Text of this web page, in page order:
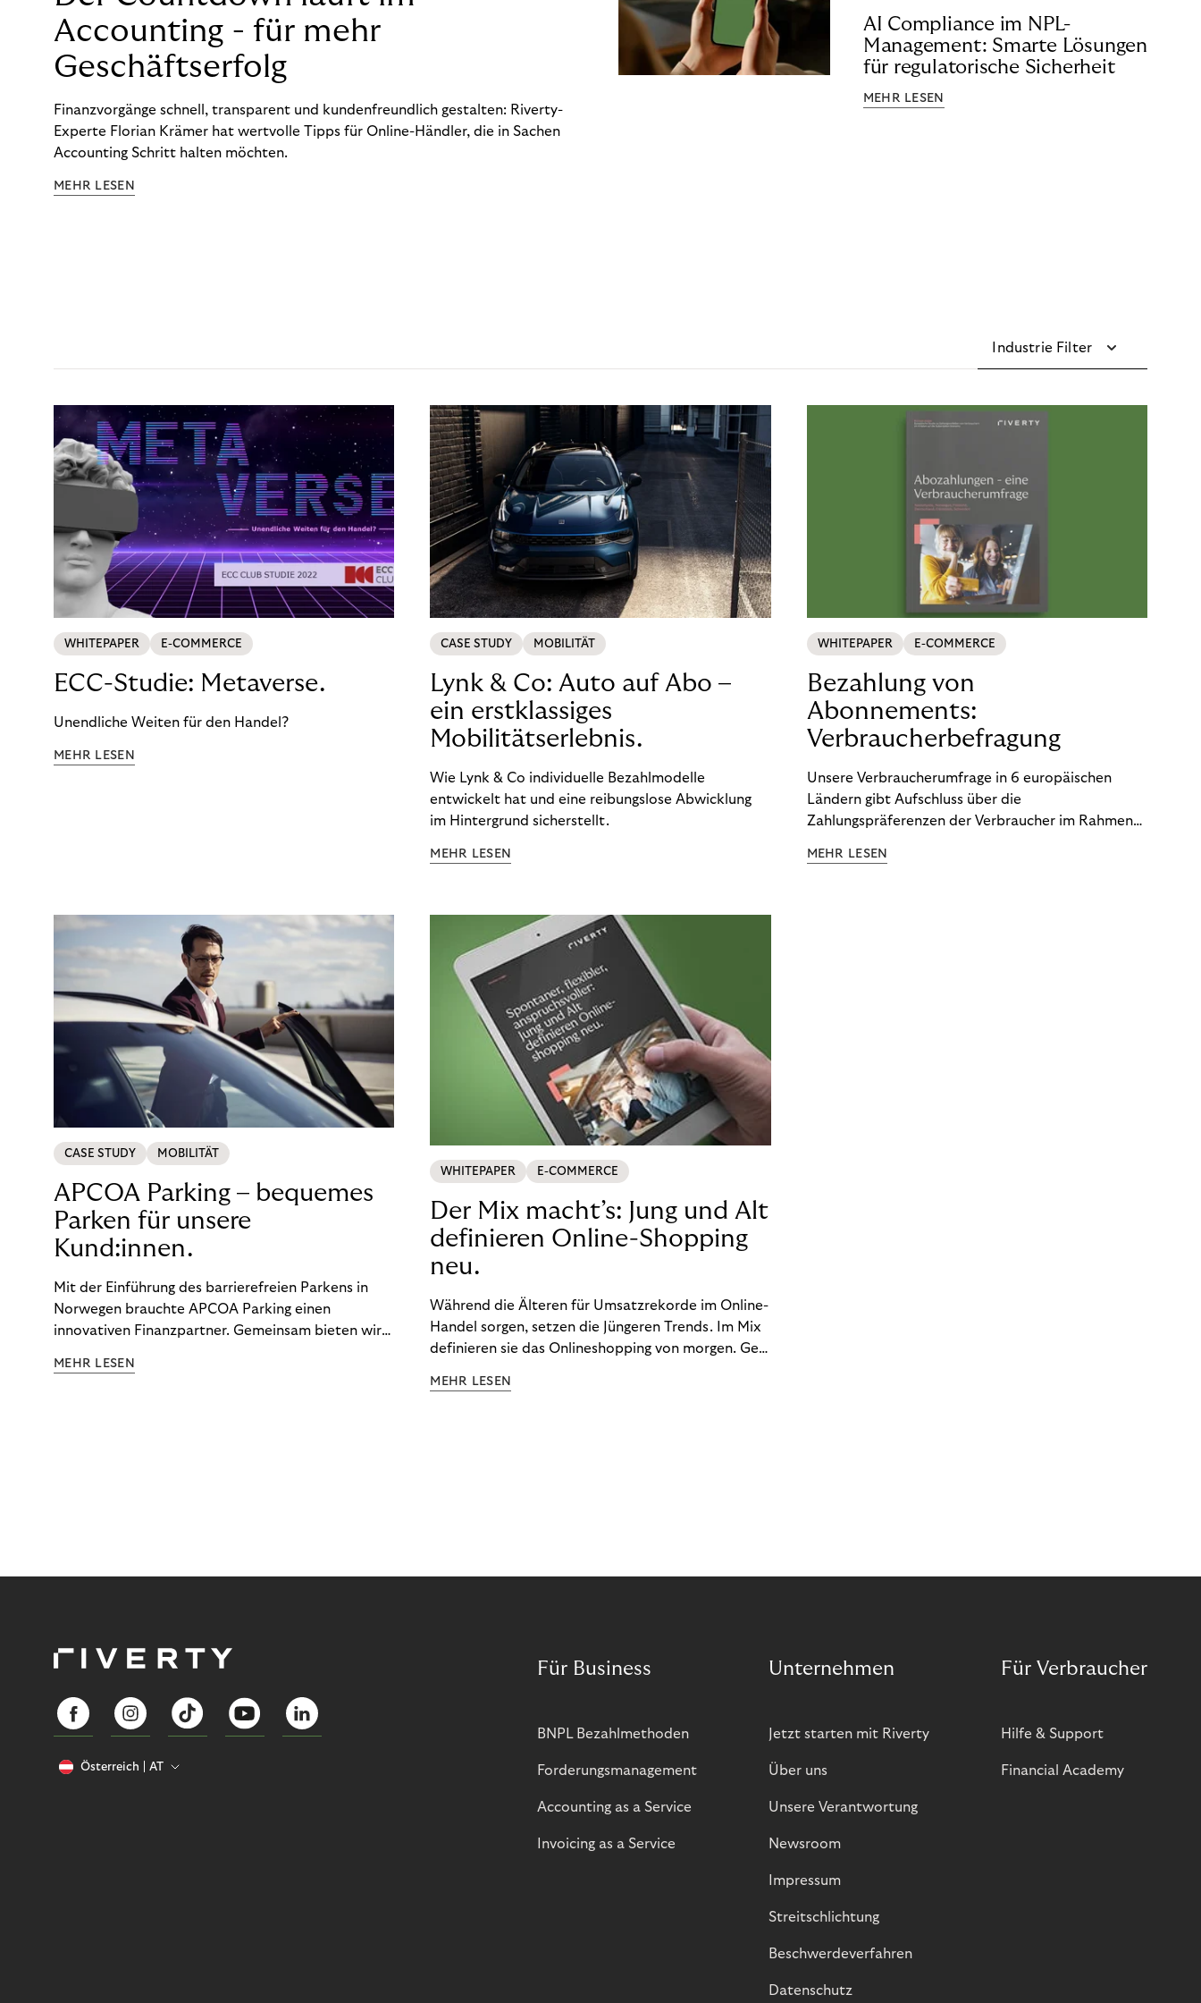
Accounting - für mehr
Geschäftserfolg
Finanzvorgänge schnell, transparent und kundenfreundlich gestalten: Riverty-
Experte Florian Krämer hat wertvolle Tipps für Online-Händler, die in Sachen
Accounting Schritt halten möchten.
MEHR LESEN
AI Compliance im NPL-
Management: Smarte Lösungen
für regulatorische Sicherheit
MEHR LESEN
Industrie Filter
WHITEPAPER E-COMMERCE
ECC-Studie: Metaverse.
Unendliche Weiten für den Handel?
MEHR LESEN
CASE STUDY MOBILITÄT
Lynk & Co: Auto auf Abo –
ein erstklassiges
Mobilitätserlebnis.
Wie Lynk & Co individuelle Bezahlmodelle
entwickelt hat und eine reibungslose Abwicklung
im Hintergrund sicherstellt.
MEHR LESEN
WHITEPAPER E-COMMERCE
Bezahlung von
Abonnements:
Verbraucherbefragung
Unsere Verbraucherumfrage in 6 europäischen
Ländern gibt Aufschluss über die
Zahlungspräferenzen der Verbraucher im Rahmen
Ergebnisse, um zu erfahren, wie Sie
MEHR LESEN
CASE STUDY MOBILITÄT
APCOA Parking – bequemes
Parken für unsere
Kund:innen.
Mit der Einführung des barrierefreien Parkens in
Norwegen brauchte APCOA Parking einen
innovativen Finanzpartner. Gemeinsam bieten wir
Erlebnis.
MEHR LESEN
WHITEPAPER E-COMMERCE
Der Mix macht’s: Jung und Alt
definieren Online-Shopping
neu.
Während die Älteren für Umsatzrekorde im Online-
Handel sorgen, setzen die Jüngeren Trends. Im Mix
definieren sie das Onlineshopping von morgen. Gen
gemeinsame Leidenschaft - allerdings
MEHR LESEN
Österreich AT
Für Business
BNPL Bezahlmethoden
Forderungsmanagement
Accounting as a Service
Invoicing as a Service
Unternehmen
Jetzt starten mit Riverty
Über uns
Unsere Verantwortung
Newsroom
Impressum
Streitschlichtung
Beschwerdeverfahren
Datenschutz
Für Verbraucher
Hilfe & Support
Financial Academy